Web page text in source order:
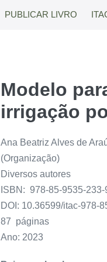
PUBLICAR LIVRO
Modelo
irrigação
Ana Beatriz Alves de
(Organização)
Diversos autores
ISBN: 978-85-9535-
DOI: 10.36599/itac-978-
87 páginas
Ano: 2023